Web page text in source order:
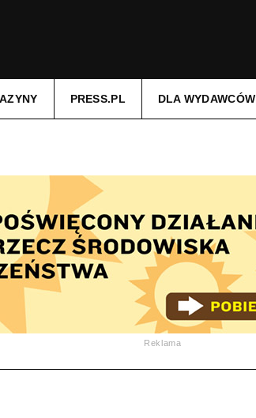
PRESS.PL DLA WYDAWCÓW
Reklama